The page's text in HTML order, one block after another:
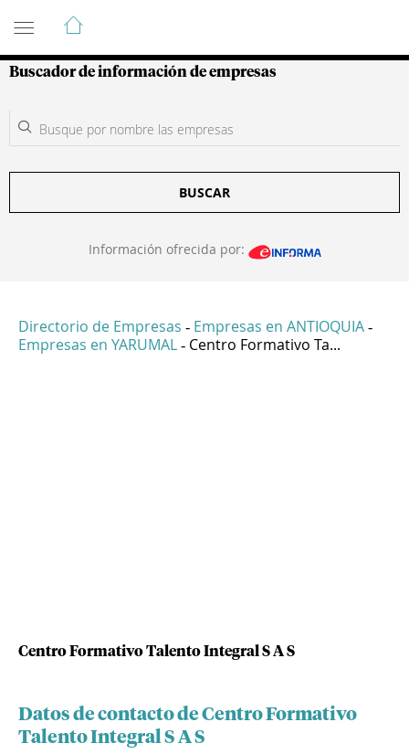
Guía de Empresas Colombianas
Buscador de información de empresas
BUSCAR
Información ofrecida por:
Directorio de Empresas - Empresas en ANTIOQUIA -
Empresas en YARUMAL - Centro Formativo Ta...
Centro Formativo Talento Integral S A S
Datos de contacto de Centro Formativo
Talento Integral S A S